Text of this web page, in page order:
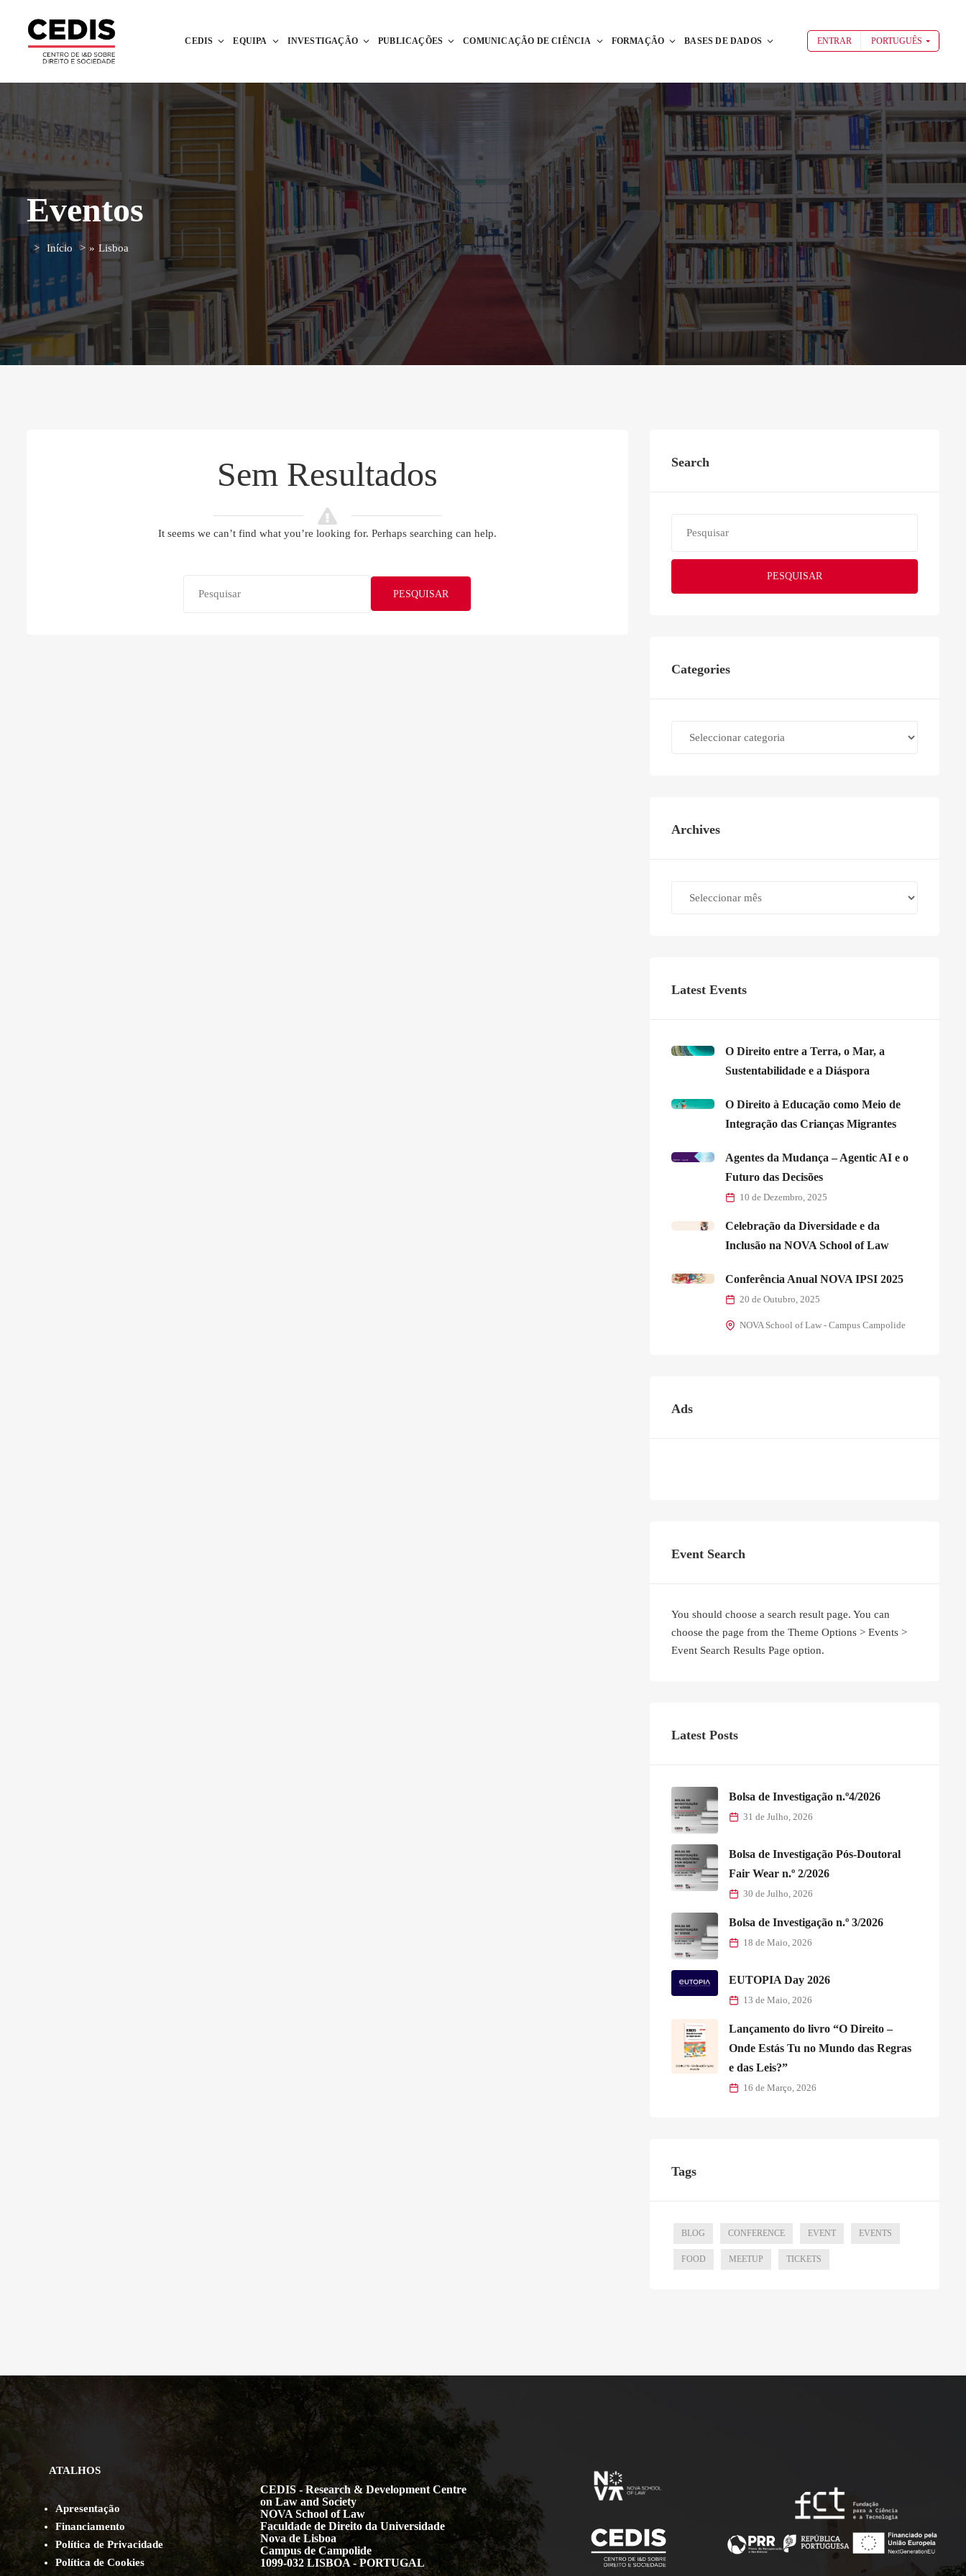
CEDIS EQUIPA INVESTIGAÇÃO PUBLICAÇÕES COMUNICAÇÃO DE CIÊNCIA FORMAÇÃO BASES DE DADOS ENTRAR PORTUGUÊS
Eventos
Início » Lisboa
Sem Resultados
It seems we can’t find what you’re looking for. Perhaps searching can help.
PESQUISAR
Search
PESQUISAR
Categories
Archives
Latest Events
O Direito entre a Terra, o Mar, a
Sustentabilidade e a Diáspora
O Direito à Educação como Meio de
Integração das Crianças Migrantes
Agentes da Mudança – Agentic AI e o
Futuro das Decisões
10 de Dezembro, 2025
Celebração da Diversidade e da
Inclusão na NOVA School of Law
Conferência Anual NOVA IPSI 2025
20 de Outubro, 2025
NOVA School of Law - Campus Campolide
Ads
Event Search
You should choose a search result page. You can
choose the page from the Theme Options > Events >
Event Search Results Page option.
Latest Posts
Bolsa de Investigação n.º4/2026
31 de Julho, 2026
Bolsa de Investigação Pós-Doutoral
Fair Wear n.º 2/2026
30 de Julho, 2026
Bolsa de Investigação n.º 3/2026
18 de Maio, 2026
EUTOPIA Day 2026
13 de Maio, 2026
Lançamento do livro “O Direito –
Onde Estás Tu no Mundo das Regras
e das Leis?”
16 de Março, 2026
Tags
BLOG CONFERENCE EVENT EVENTS
FOOD MEETUP TICKETS
ATALHOS
Apresentação
Financiamento
Política de Privacidade
Política de Cookies
CEDIS - Research & Development Centre
on Law and Society
NOVA School of Law
Faculdade de Direito da Universidade
Nova de Lisboa
Campus de Campolide
1099-032 LISBOA - PORTUGAL